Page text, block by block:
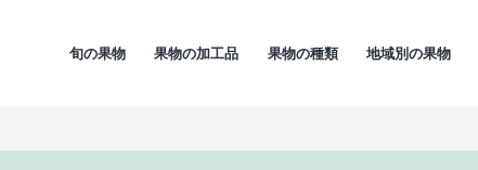
旬の果物 果物の加工品 果物の種類 地域別の果物